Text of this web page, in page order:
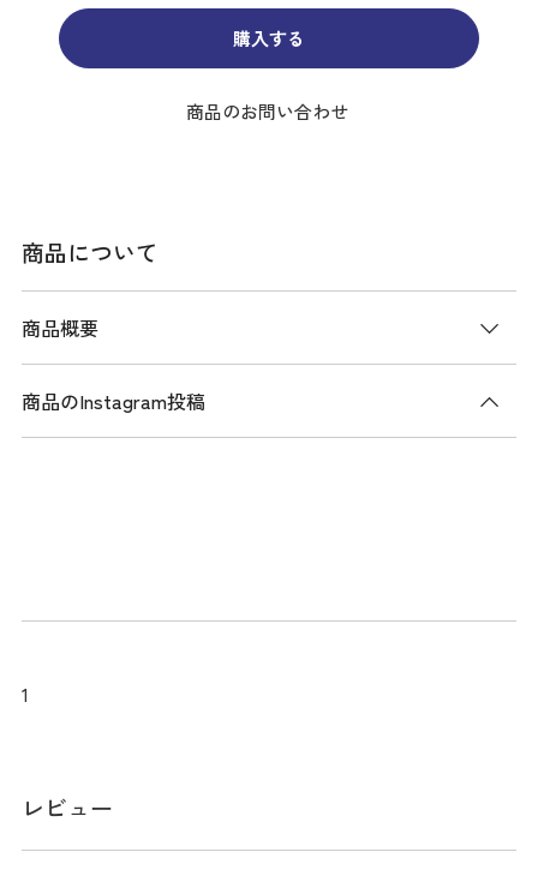
購入する
商品のお問い合わせ
商品について
商品概要
商品説明
快適な着心地を提供します。また、UVカット機能が搭載され
施されており、長時間の着用でも臭いを抑えることができま
です。
商品のInstagram投稿
1
レビュー